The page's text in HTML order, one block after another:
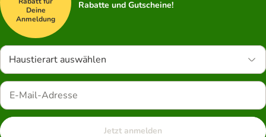
Deine
Anmeldung
Rabatte und Gutscheine!
Haustierart auswählen
Jetzt anmelden